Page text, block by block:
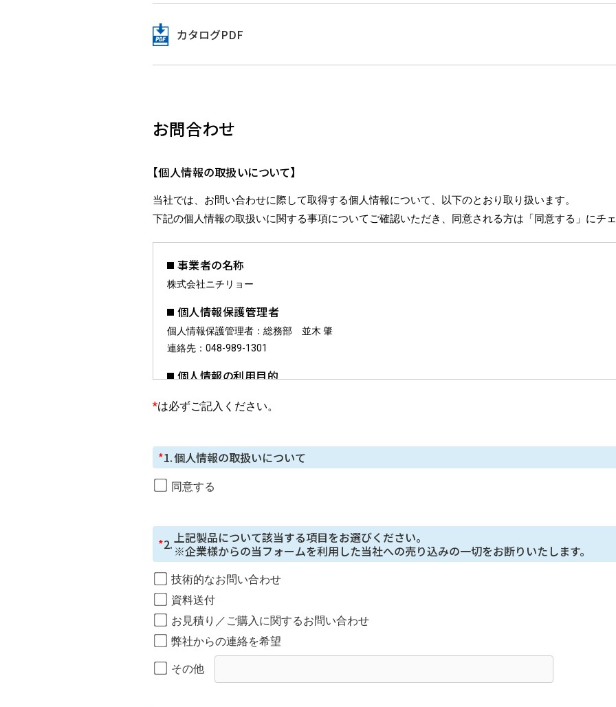
カタログPDF
お問合わせ
【個人情報の取扱いについて】
当社では、お問い合わせに際して取得する個人情報について、以下のとおり取り扱います。
下記の個人情報の取扱いに関する事項についてご確認いただき、同意される方は「同意する」にチェ
事業者の名称
株式会社ニチリョー
個人情報保護管理者
個人情報保護管理者：総務部 並木 肇
連絡先：048-989-1301
個人情報の利用目的
個人情報の委託について
個⼈情報の取り扱いを外部に委託する場合は、当社が規定する個⼈情報管理基準を満たす企業を選定し
取得した個⼈情報の開⽰等に応じる問合せ窓⼝
本⼈からの請求等により、当社が本件により取得した個⼈情報の利⽤⽬的の通知・開⽰・内容の訂正・
開示等に応じる窓口は、総務部になります。
個人情報を与えることの任意性及び当該情報を与えなかった場合に生じる結果
個⼈情報を取得する項⽬は、全てご本⼈によってご提供いただくものです。
ただし、必要な項⽬をいただけない場合、利⽤⽬的に記載の諸⼿続⼜は処理に⽀障が⽣じる可能性があ
本人が容易に知覚できない方法による個人情報の取得
*は必ずご記入ください。
*1.個人情報の取扱いについて
同意する
*2. 上記製品について該当する項目をお選びください。
※企業様からの当フォームを利用した当社への売り込みの一切をお断りいたします。
技術的なお問い合わせ
資料送付
お見積り／ご購入に関するお問い合わせ
弊社からの連絡を希望
その他